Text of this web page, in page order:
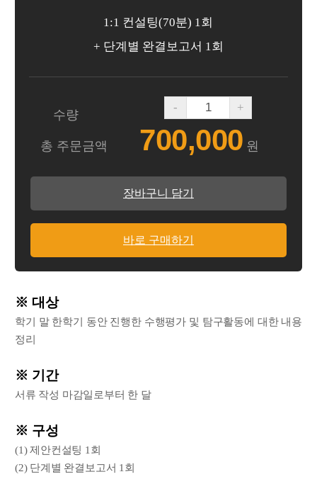
1:1 컨설팅(70분) 1회
+ 단계별 완결보고서 1회
수량
- +
총 주문금액 700,000 원
장바구니 담기
바로 구매하기
※ 대상
학기 말 한학기 동안 진행한 수행평가 및 탐구활동에 대한 내용
정리
※ 기간
서류 작성 마감일로부터 한 달
※ 구성
(1) 제안컨설팅 1회
(2) 단계별 완결보고서 1회